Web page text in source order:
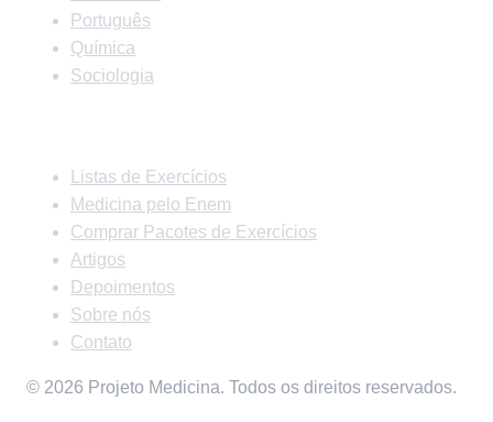
Português
Química
Sociologia
Listas de Exercícios
Medicina pelo Enem
Comprar Pacotes de Exercícios
Artigos
Depoimentos
Sobre nós
Contato
© 2026 Projeto Medicina. Todos os direitos reservados.